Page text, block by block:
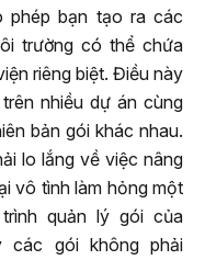
phép bạn tạo ra các
trường có thể chứa
riêng biệt. Điều này
nhiều dự án cùng
bản gói khác nhau.
lo lắng về việc nâng
vô tình làm hỏng một
quản lý gói của
các gói không phải